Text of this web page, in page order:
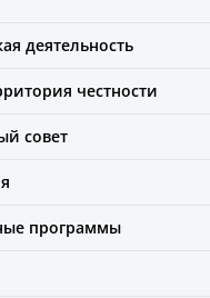
деятельность
честности
совет
программы